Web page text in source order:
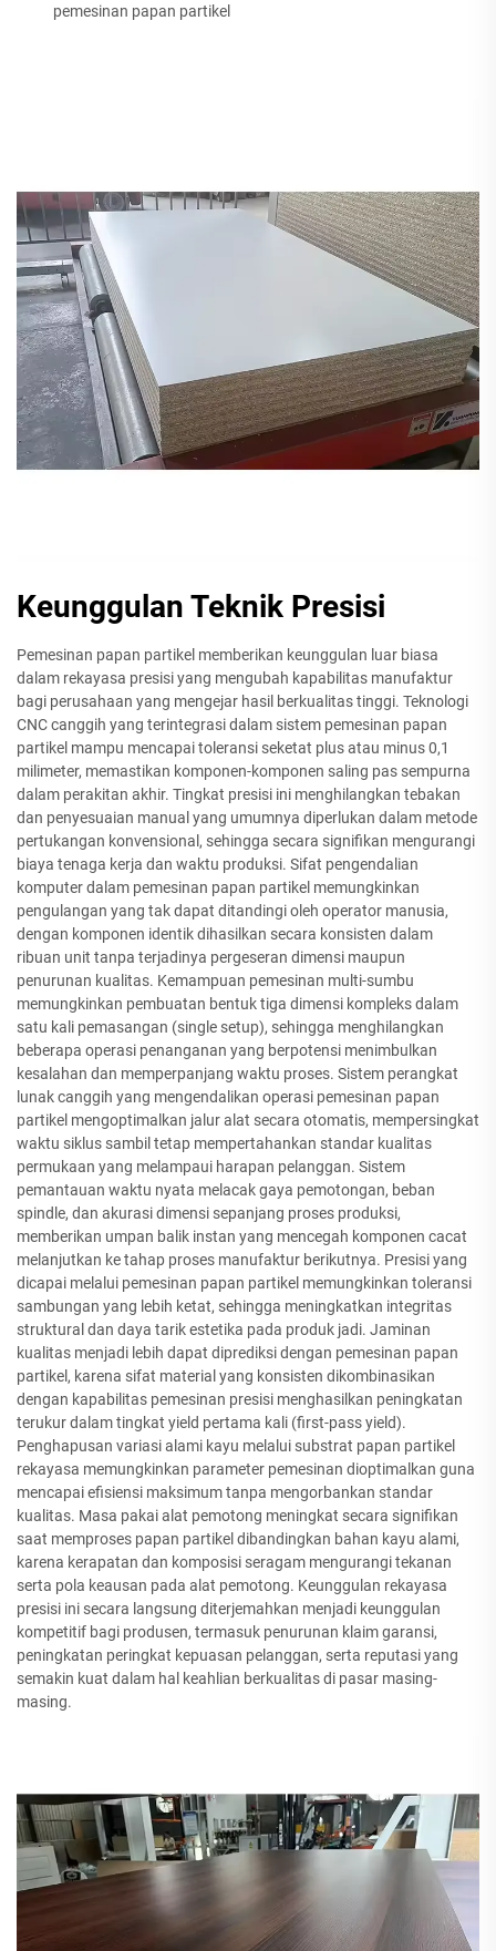
pemesinan papan partikel
Keunggulan Teknik Presisi
Pemesinan papan partikel memberikan keunggulan luar biasa
dalam rekayasa presisi yang mengubah kapabilitas manufaktur
bagi perusahaan yang mengejar hasil berkualitas tinggi. Teknologi
CNC canggih yang terintegrasi dalam sistem pemesinan papan
partikel mampu mencapai toleransi seketat plus atau minus 0,1
milimeter, memastikan komponen-komponen saling pas sempurna
dalam perakitan akhir. Tingkat presisi ini menghilangkan tebakan
dan penyesuaian manual yang umumnya diperlukan dalam metode
pertukangan konvensional, sehingga secara signifikan mengurangi
biaya tenaga kerja dan waktu produksi. Sifat pengendalian
komputer dalam pemesinan papan partikel memungkinkan
pengulangan yang tak dapat ditandingi oleh operator manusia,
dengan komponen identik dihasilkan secara konsisten dalam
ribuan unit tanpa terjadinya pergeseran dimensi maupun
penurunan kualitas. Kemampuan pemesinan multi-sumbu
memungkinkan pembuatan bentuk tiga dimensi kompleks dalam
satu kali pemasangan (single setup), sehingga menghilangkan
beberapa operasi penanganan yang berpotensi menimbulkan
kesalahan dan memperpanjang waktu proses. Sistem perangkat
lunak canggih yang mengendalikan operasi pemesinan papan
partikel mengoptimalkan jalur alat secara otomatis, mempersingkat
waktu siklus sambil tetap mempertahankan standar kualitas
permukaan yang melampaui harapan pelanggan. Sistem
pemantauan waktu nyata melacak gaya pemotongan, beban
spindle, dan akurasi dimensi sepanjang proses produksi,
memberikan umpan balik instan yang mencegah komponen cacat
melanjutkan ke tahap proses manufaktur berikutnya. Presisi yang
dicapai melalui pemesinan papan partikel memungkinkan toleransi
sambungan yang lebih ketat, sehingga meningkatkan integritas
struktural dan daya tarik estetika pada produk jadi. Jaminan
kualitas menjadi lebih dapat diprediksi dengan pemesinan papan
partikel, karena sifat material yang konsisten dikombinasikan
dengan kapabilitas pemesinan presisi menghasilkan peningkatan
terukur dalam tingkat yield pertama kali (first-pass yield).
Penghapusan variasi alami kayu melalui substrat papan partikel
rekayasa memungkinkan parameter pemesinan dioptimalkan guna
mencapai efisiensi maksimum tanpa mengorbankan standar
kualitas. Masa pakai alat pemotong meningkat secara signifikan
saat memproses papan partikel dibandingkan bahan kayu alami,
karena kerapatan dan komposisi seragam mengurangi tekanan
serta pola keausan pada alat pemotong. Keunggulan rekayasa
presisi ini secara langsung diterjemahkan menjadi keunggulan
kompetitif bagi produsen, termasuk penurunan klaim garansi,
peningkatan peringkat kepuasan pelanggan, serta reputasi yang
semakin kuat dalam hal keahlian berkualitas di pasar masing-
masing.